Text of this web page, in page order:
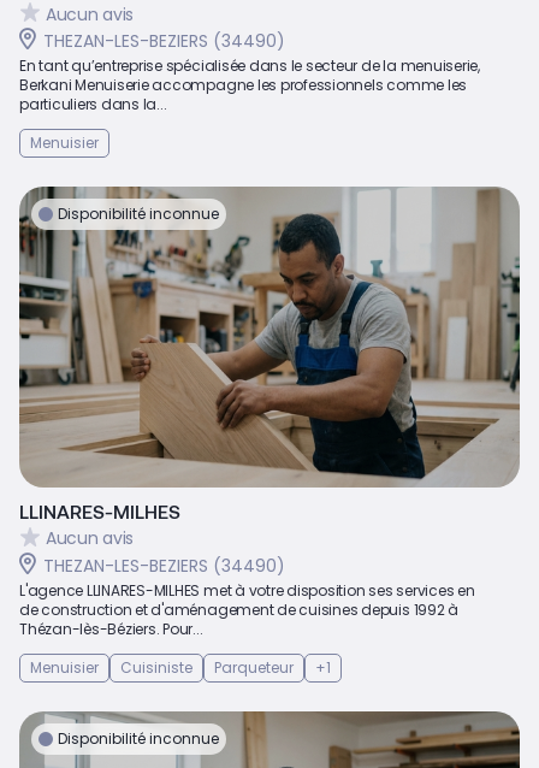
Aucun avis
THEZAN-LES-BEZIERS (34490)
En tant qu’entreprise spécialisée dans le secteur de la menuiserie,
Berkani Menuiserie accompagne les professionnels comme les
particuliers dans la...
Menuisier
Disponibilité inconnue
LLINARES-MILHES
Aucun avis
THEZAN-LES-BEZIERS (34490)
L'agence LLINARES-MILHES met à votre disposition ses services en
de construction et d'aménagement de cuisines depuis 1992 à
Thézan-lès-Béziers. Pour...
Menuisier
Cuisiniste Parqueteur +1
Disponibilité inconnue